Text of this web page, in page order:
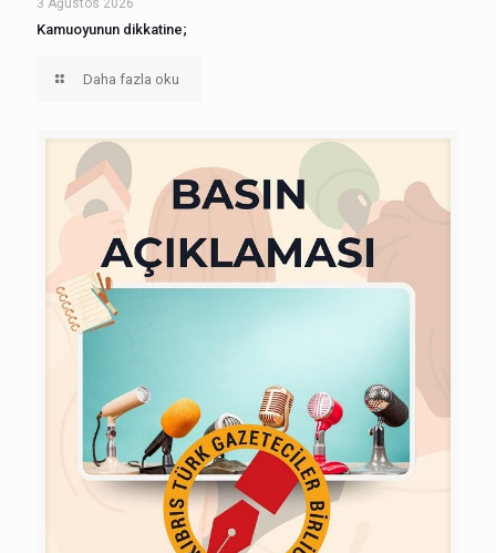
3 Ağustos 2026
Kamuoyunun dikkatine;
Daha fazla oku